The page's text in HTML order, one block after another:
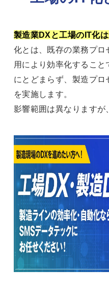
製造業DXと工場のIT化
化とは、既存の業務プ
用により効率化するこ
にとどまらず、製造プ
を実施します。
影響範囲は異なります